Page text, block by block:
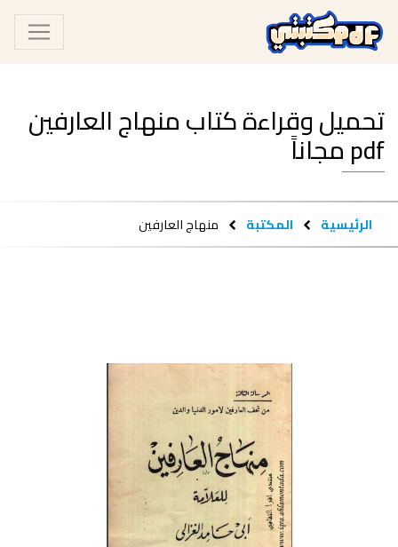
تحميل وقراءة كتاب منهاج العارفين
pdf مجاناً
الرئيسية المكتبة منهاج العارفين